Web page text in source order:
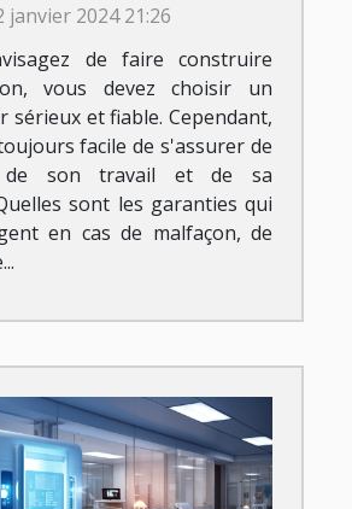
janvier 2024 21:26
de faire construire
vous devez choisir un
sérieux et fiable. Cependant,
facile de s'assurer de
de son travail et de sa
sont les garanties qui
en cas de malfaçon, de